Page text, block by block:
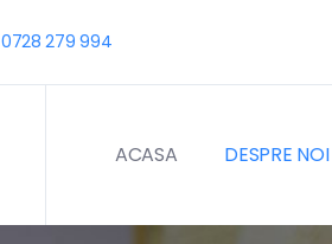
0728 279 994
ACASA DESPRE NOI